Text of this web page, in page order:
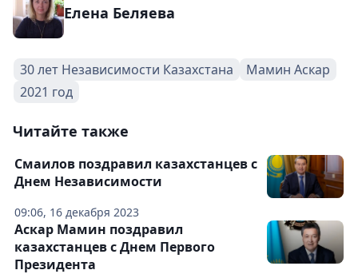
Елена Беляева
30 лет Независимости Казахстана
Мамин Аскар
2021 год
Читайте также
09:06, 16 декабря 2023
Смаилов поздравил казахстанцев с
Днем Независимости
Аскар Мамин поздравил
казахстанцев с Днем Первого
Президента